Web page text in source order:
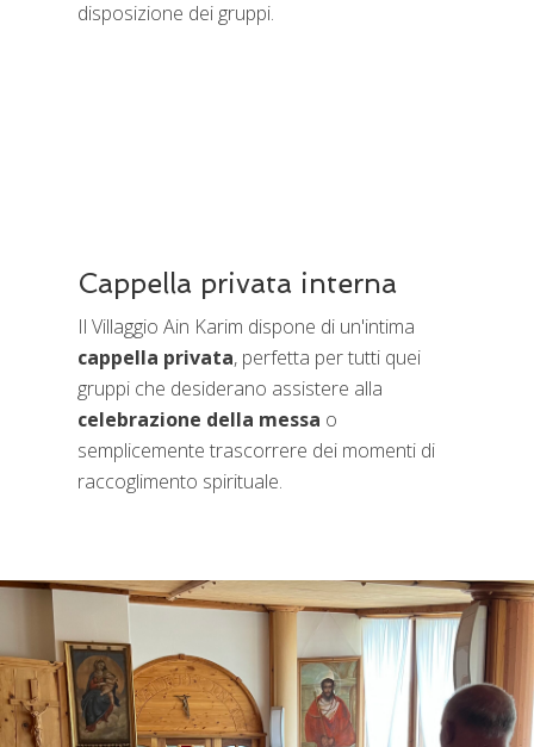
disposizione dei gruppi.
Cappella privata interna
Il Villaggio Ain Karim dispone di un'intima
cappella privata, perfetta per tutti quei
gruppi che desiderano assistere alla
celebrazione della messa o
semplicemente trascorrere dei momenti di
raccoglimento spirituale.